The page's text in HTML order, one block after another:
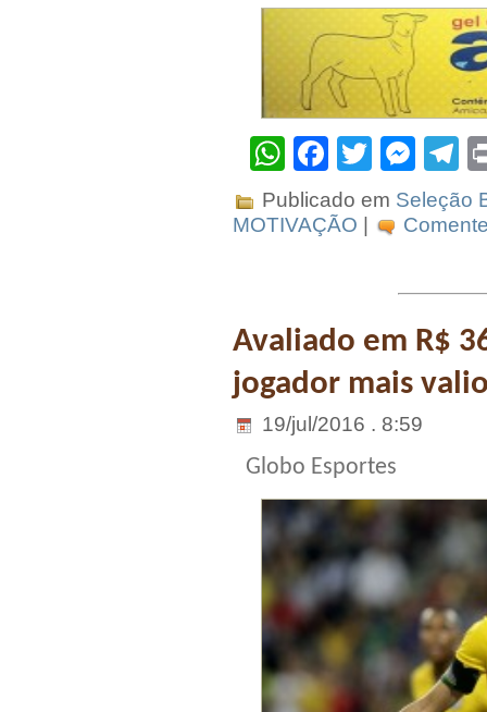
WhatsApp
Facebook
Twitter
Publicado em Seleção
MOTIVAÇÃO
Avaliado em R$
jogador mais
19/jul/2016 . 8:59
Globo Esportes